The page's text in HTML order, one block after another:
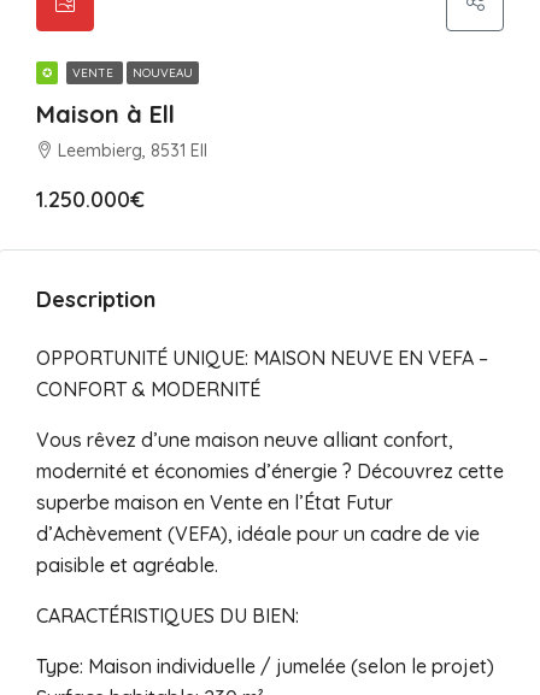
✪ VENTE NOUVEAU
Maison à Ell
Leembierg, 8531 Ell
1.250.000€
Description
OPPORTUNITÉ UNIQUE: MAISON NEUVE EN VEFA –
CONFORT & MODERNITÉ
Vous rêvez d’une maison neuve alliant confort,
modernité et économies d’énergie ? Découvrez cette
superbe maison en Vente en l’État Futur
d’Achèvement (VEFA), idéale pour un cadre de vie
paisible et agréable.
CARACTÉRISTIQUES DU BIEN:
Type: Maison individuelle / jumelée (selon le projet)